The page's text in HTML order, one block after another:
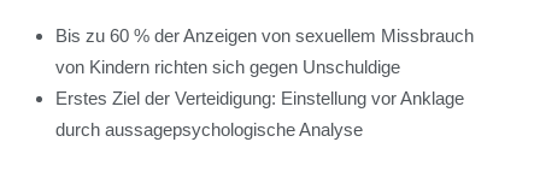
Bis zu 60 % der Anzeigen von sexuellem Missbrauch
von Kindern richten sich gegen Unschuldige
Erstes Ziel der Verteidigung: Einstellung vor Anklage
durch aussagepsychologische Analyse